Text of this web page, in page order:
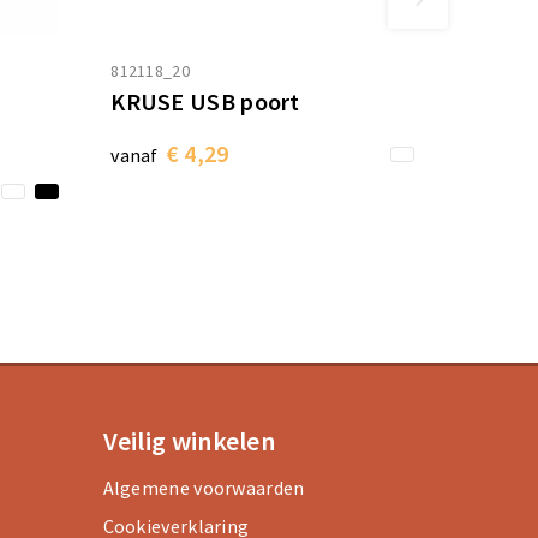
812118_20
KRUSE USB poort
vanaf € 4,29
Veilig winkelen
Algemene voorwaarden
Cookieverklaring